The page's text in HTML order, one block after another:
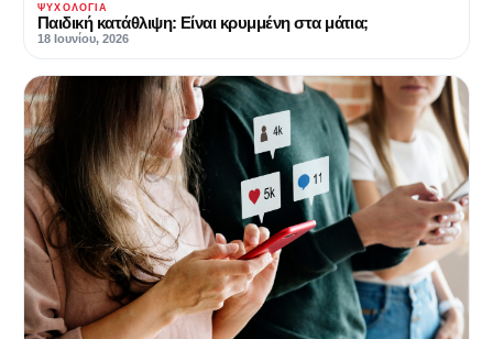
ΨΥΧΟΛΟΓΊΑ
Παιδική κατάθλιψη: Είναι κρυμμένη στα μάτια;
18 Ιουνίου, 2026